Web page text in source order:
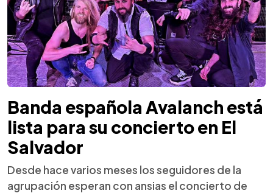
Banda española Avalanch está
lista para su concierto en El
Salvador
Desde hace varios meses los seguidores de la
agrupación esperan con ansias el concierto de